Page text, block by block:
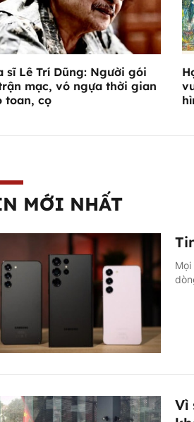
sĩ Lê Trí Dũng: Người gói
mạc, vó ngựa thời gian
toan, cọ
MỚI NHẤT
Vì